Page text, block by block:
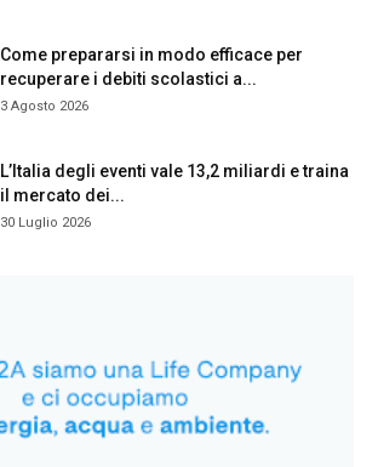
Come prepararsi in modo efficace per
recuperare i debiti scolastici a...
3 Agosto 2026
L’Italia degli eventi vale 13,2 miliardi e traina
il mercato dei...
30 Luglio 2026